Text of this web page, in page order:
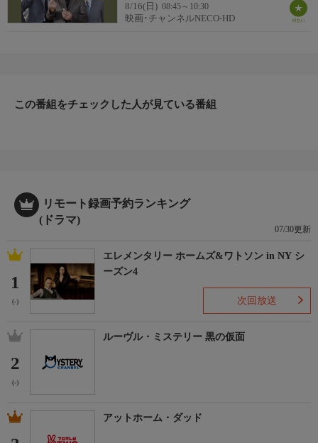
8/16(日) 08:45～10:30
映画･チャンネルNECO-HD
この番組をチェックした人が見ている番組
リモート録画予約ランキング
(ドラマ)
07/30更新
1
(-)
エレメンタリー ホームズ&ワトソン in NY シ
ーズン4
次回放送
2
(-)
ルーヴル・ミステリー 黒の仮面
アットホーム・ダッド